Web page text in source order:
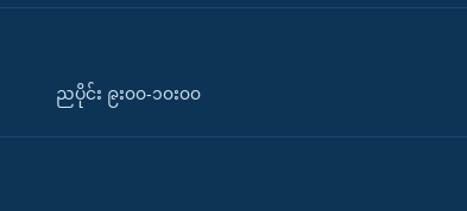
ညပိုင်း ၉း၀၀-၁၀း၀၀